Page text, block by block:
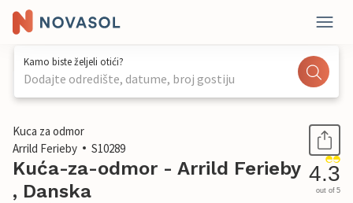
Kamo biste željeli otići?
Dodajte odredište, datume, broj gostiju
1 / 23
Kuca za odmor
Arrild Ferieby
S10289
Kuća-za-odmor - Arrild Ferieby
, Danska
4.3
out of 5